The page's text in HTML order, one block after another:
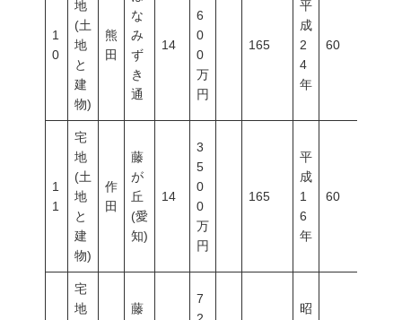
1
0
地
(土
地
と
建
物)
熊
田
な
み
ず
き
通
14
6
0
0
万
円
165
平
成
2
4
年
60
1
1
宅
地
(土
地
と
建
物)
作
田
藤
が
丘
(愛
知)
14
3
5
0
0
万
円
165
平
成
1
6
年
60
宅
地
藤
7
昭